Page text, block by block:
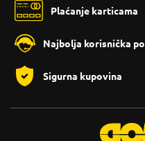
Plaćanje karticama
Najbolja korisnička
Sigurna kupovina